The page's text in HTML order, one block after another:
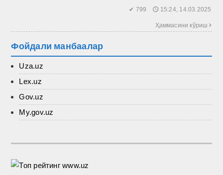
✔ 799 🕔 15:24, 14.03.2025
Ҳаммасини кўриш 
Фойдали манбаалар
Uza.uz
Lex.uz
Gov.uz
My.gov.uz